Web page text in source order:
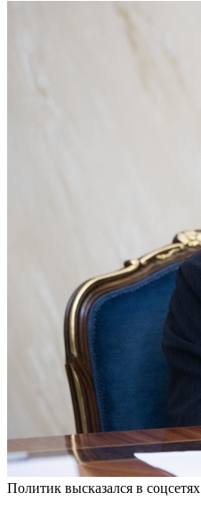
Политик высказался в соцсетях